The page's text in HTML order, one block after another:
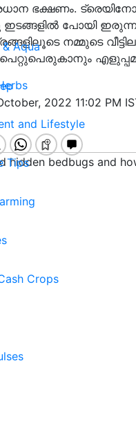
Aqua
and Lifestyle
Tips
Crops
ഭക്ഷണം.
ഇടങ്ങളിൽ പോയി
നമ്മുടെ
2022 11:02 PM